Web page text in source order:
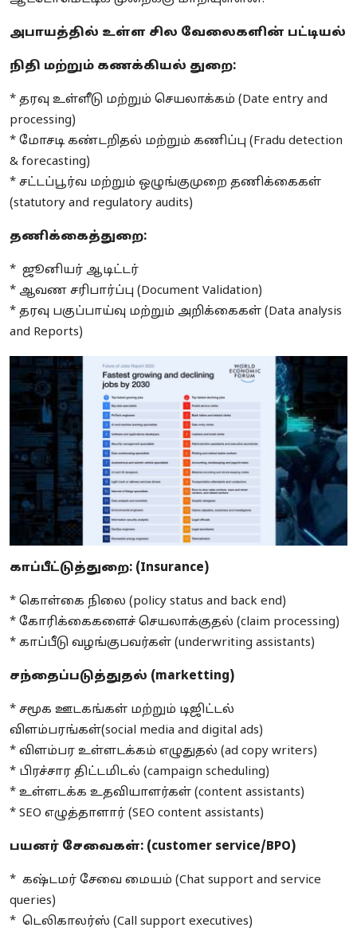
அபாயத்தில் உள்ள சில வேலைகளின் பட்டியல்
நிதி மற்றும் கணக்கியல் துறை:
* தரவு உள்ளீடு மற்றும் செயலாக்கம் (Date entry and
processing)
* மோசடி கண்டறிதல் மற்றும் கணிப்பு (Fradu detection
& forecasting)
* சட்டப்பூர்வ மற்றும் ஒழுங்குமுறை தணிக்கைகள்
(statutory and regulatory audits)
தணிக்கைத்துறை:
* ஜூனியர் ஆடிட்டர்
* ஆவண சரிபார்ப்பு (Document Validation)
* தரவு பகுப்பாய்வு மற்றும் அறிக்கைகள் (Data analysis
and Reports)
காப்பீட்டுத்துறை: (Insurance)
* கொள்கை நிலை (policy status and back end)
* கோரிக்கைகளைச் செயலாக்குதல் (claim processing)
* காப்பீடு வழங்குபவர்கள் (underwriting assistants)
சந்தைப்படுத்துதல் (marketting)
* சமூக ஊடகங்கள் மற்றும் டிஜிட்டல்
விளம்பரங்கள்(social media and digital ads)
* விளம்பர உள்ளடக்கம் எழுதுதல் (ad copy writers)
* பிரச்சார திட்டமிடல் (campaign scheduling)
* உள்ளடக்க உதவியாளர்கள் (content assistants)
* SEO எழுத்தாளார் (SEO content assistants)
பயனர் சேவைகள்: (customer service/BPO)
* கஷ்டமர் சேவை மையம் (Chat support and service
queries)
* டெலிகாலர்ஸ் (Call support executives)